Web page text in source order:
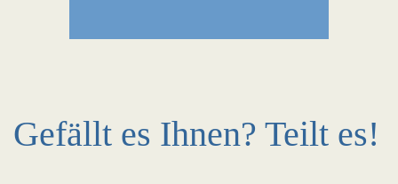
Gefällt es Ihnen? Teilt es!